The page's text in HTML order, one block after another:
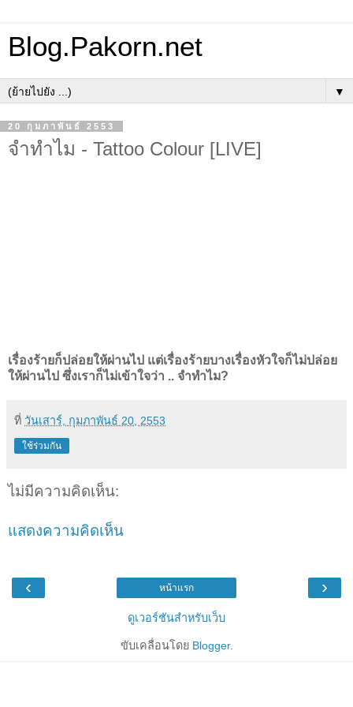
Blog.Pakorn.net
▼
20 กุมภาพันธ์ 2553
จำทำไม - Tattoo Colour [LIVE]
เรื่องร้ายก็ปล่อยให้ผ่านไป แต่เรื่องร้ายบางเรื่องหัวใจก็ไม่ปล่อย
ให้ผ่านไป ซึ่งเราก็ไม่เข้าใจว่า .. จำทำไม?
ที่ วันเสาร์, กุมภาพันธ์ 20, 2553
ใช้ร่วมกัน
ไม่มีความคิดเห็น:
แสดงความคิดเห็น
‹ ›
หน้าแรก
ดูเวอร์ชันสำหรับเว็บ
ขับเคลื่อนโดย Blogger.